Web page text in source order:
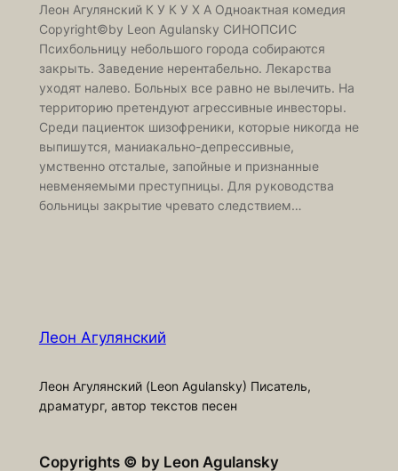
Леон Агулянский К У К У Х А Одноактная комедия
Copyright©by Leon Agulansky СИНОПСИС
Психбольницу небольшого города собираются
закрыть. Заведение нерентабельно. Лекарства
уходят налево. Больных все равно не вылечить. На
территорию претендуют агрессивные инвесторы.
Среди пациенток шизофреники, которые никогда не
выпишутся, маниакально-депрессивные,
умственно отсталые, запойные и признанные
невменяемыми преступницы. Для руководства
больницы закрытие чревато следствием…
Леон Агулянский
Леон Агулянский (Leon Agulansky) Писатель,
драматург, автор текстов песен
Copyrights © by Leon Agulansky